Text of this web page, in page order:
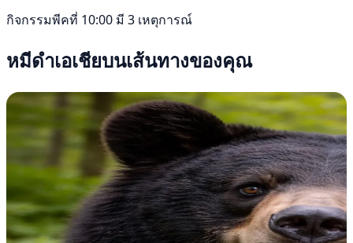
กิจกรรมพีคที่ 10:00 มี 3 เหตุการณ์
หมีดำเอเชียบนเส้นทางของคุณ